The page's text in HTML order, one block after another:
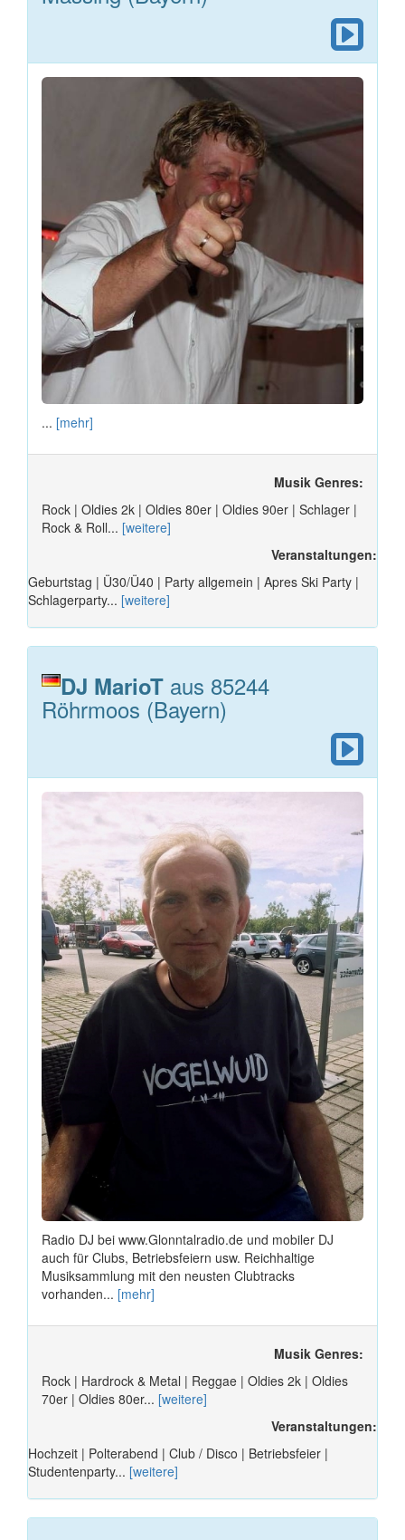
... [mehr]
Musik Genres:
Rock | Oldies 2k | Oldies 80er | Oldies 90er | Schlager |
Rock & Roll... [weitere]
Veranstaltungen:
Geburtstag | Ü30/Ü40 | Party allgemein | Apres Ski Party |
Schlagerparty... [weitere]
DJ MarioT aus 85244
Röhrmoos (Bayern)
Radio DJ bei www.Glonntalradio.de und mobiler DJ
auch für Clubs, Betriebsfeiern usw. Reichhaltige
Musiksammlung mit den neusten Clubtracks
vorhanden... [mehr]
Musik Genres:
Rock | Hardrock & Metal | Reggae | Oldies 2k | Oldies
70er | Oldies 80er... [weitere]
Veranstaltungen:
Hochzeit | Polterabend | Club / Disco | Betriebsfeier |
Studentenparty... [weitere]